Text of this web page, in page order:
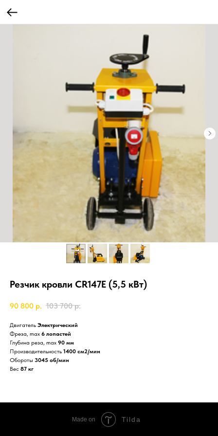
Резчик кровли CR147E (5,5 кВт)
90 800 р. 103 700 р.
Двигатель Электрический
Фреза, max 6 лопастей
Глубина реза, max 90 мм
Производительность 1400 см2/мин
Обороты 3045 об/мин
Вес 87 кг
Made on Tilda